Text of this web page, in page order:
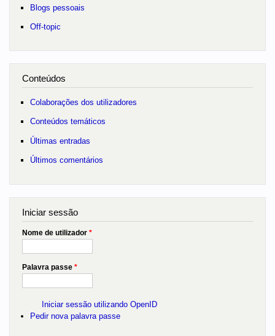
Blogs pessoais
Off-topic
Conteúdos
Colaborações dos utilizadores
Conteúdos temáticos
Últimas entradas
Últimos comentários
Iniciar sessão
Nome de utilizador *
Palavra passe *
Iniciar sessão utilizando OpenID
Pedir nova palavra passe